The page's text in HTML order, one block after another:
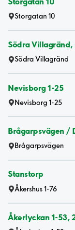
Storgatan 10
Södra
Södra Villagränd
Nevisborg 1-25
Nevisborg 1-25
Brågarpsvägen /
Brågarpsvägen
Stanstorp
Åkershus 1-76
Åkerlyckan 1-53,